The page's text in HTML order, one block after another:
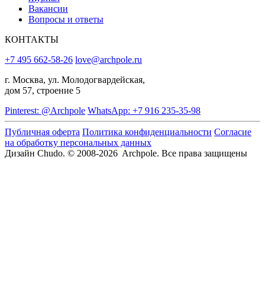
Вакансии
Вопросы и ответы
КОНТАКТЫ
+7 495 662-58-26 love@archpole.ru
г. Москва, ул. Молодогвардейская,
дом 57, строение 5
Pinterest: @Archpole WhatsApp: +7 916 235-35-98
Публичная оферта Политика конфиденциальности Согласие
на обработку персональных данных
Дизайн Chudo. © 2008-2026 Archpole. Все права защищены